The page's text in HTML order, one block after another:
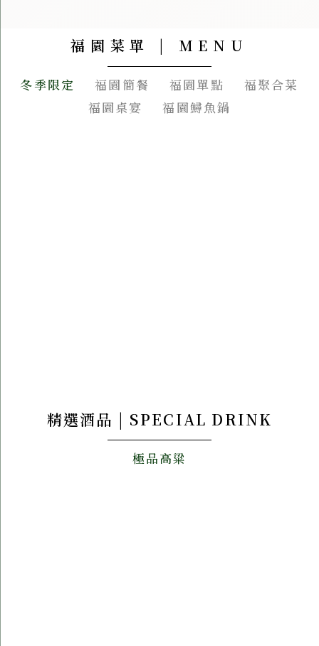
福園菜單 | MENU
冬季限定 福園簡餐 福園單點
福聚合菜
福園桌宴
福園鱘魚鍋
精選酒品 | SPECIAL DRINK
極品高粱